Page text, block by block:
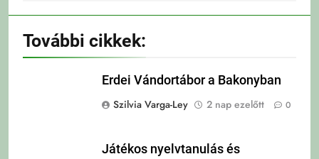
További cikkek:
Erdei Vándortábor a Bakonyban
Szilvia Varga-Ley
2 nap ezelőtt 0
Játékos nyelvtanulás és